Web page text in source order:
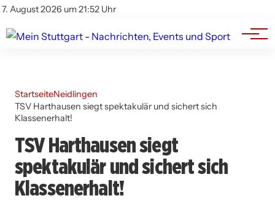
7. August 2026 um 21:52 Uhr
Impressum
Branchenbuch
Werbung
StartseiteNeidlingen
TSV Harthausen siegt spektakulär und sichert sich
Klassenerhalt!
TSV Harthausen siegt
spektakulär und sichert sich
Klassenerhalt!